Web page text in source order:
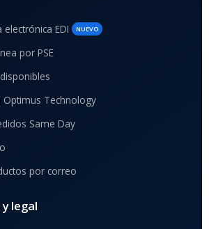
EDI NUEVO
por PSE
Technology
Same Day
por correo
legal